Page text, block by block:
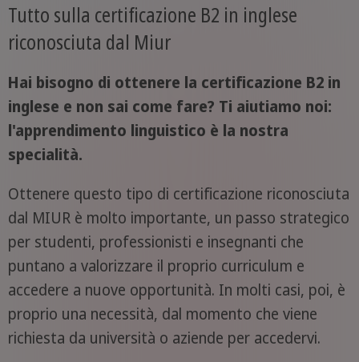
Tutto sulla certificazione B2 in inglese
riconosciuta dal Miur
Hai bisogno di ottenere la certificazione B2 in
inglese e non sai come fare? Ti aiutiamo noi:
l'apprendimento linguistico è la nostra
specialità.
Ottenere questo tipo di certificazione riconosciuta
dal MIUR è molto importante, un passo strategico
per studenti, professionisti e insegnanti che
puntano a valorizzare il proprio curriculum e
accedere a nuove opportunità. In molti casi, poi, è
proprio una necessità, dal momento che viene
richiesta da università o aziende per accedervi.